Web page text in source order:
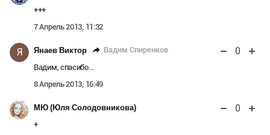
+++
7 Апрель 2013, 11:32
Я Янаев Виктор Вадим Спиренков 0
Вадим, спасибо…
8 Апрель 2013, 16:49
МЮ (Юля Солодовникова) 0
+